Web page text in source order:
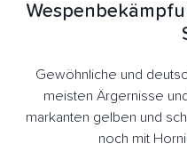
Gewöhnliche und
meisten Ärgernisse
markanten gelben und
noch mit